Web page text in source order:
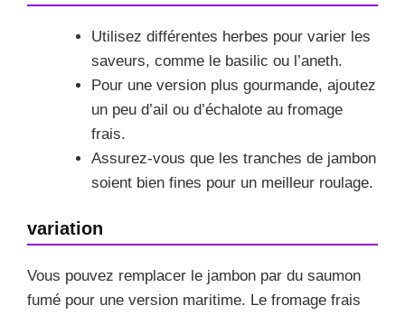
Utilisez différentes herbes pour varier les
saveurs, comme le basilic ou l’aneth.
Pour une version plus gourmande, ajoutez
un peu d’ail ou d’échalote au fromage
frais.
Assurez-vous que les tranches de jambon
soient bien fines pour un meilleur roulage.
variation
Vous pouvez remplacer le jambon par du saumon
fumé pour une version maritime. Le fromage frais